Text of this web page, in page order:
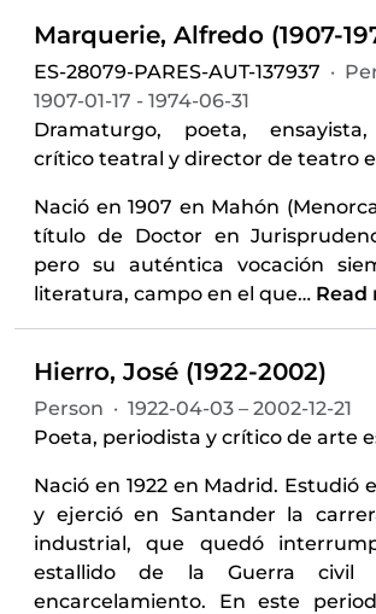
Marquerie, Alfredo (1907-
ES-28079-PARES-AUT-137937 ·
1907-01-17 - 1974-06-31
Dramaturgo, poeta,
crítico teatral y director de teatro
Nació en 1907 en Mahón
título de Doctor en
pero su auténtica vocación
literatura, campo en el que… Read
Hierro, José (1922-2002)
Person · 1922-04-03 – 2002-12-21
Poeta, periodista y crítico de arte
Nació en 1922 en Madrid. Estudió
y ejerció en Santander la
industrial, que quedó
estallido de la Guerra
encarcelamiento. En este